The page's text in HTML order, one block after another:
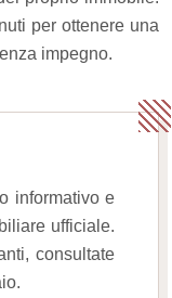
per ottenere una
impegno.
informativo e
ufficiale.
consultate